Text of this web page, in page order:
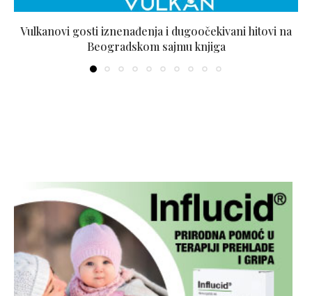
Vulkanovi gosti iznenađenja i dugoočekivani hitovi na
Beogradskom sajmu knjiga